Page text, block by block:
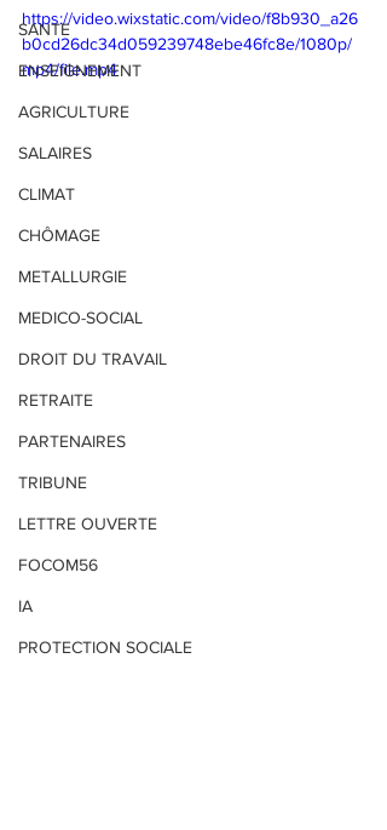
SANTE
ENSEIGNEMENT
AGRICULTURE
SALAIRES
CLIMAT
CHÔMAGE
METALLURGIE
MEDICO-SOCIAL
DROIT DU TRAVAIL
RETRAITE
PARTENAIRES
TRIBUNE
LETTRE OUVERTE
FOCOM56
IA
PROTECTION SOCIALE
https://video.wixstatic.com/video/f8b930_a26
b0cd26dc34d059239748ebe46fc8e/1080p/
mp4/file.mp4